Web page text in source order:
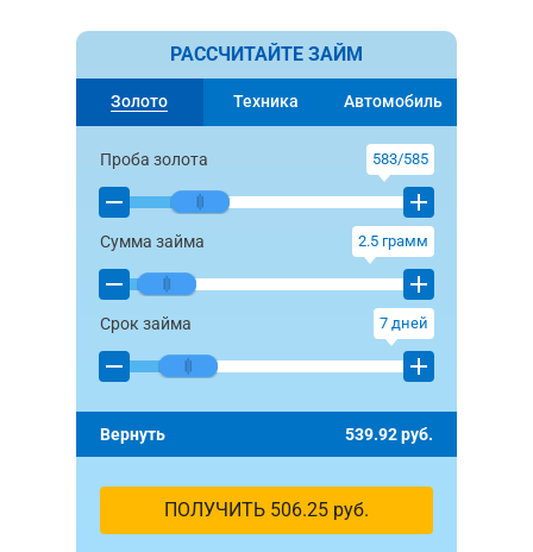
РАССЧИТАЙТЕ ЗАЙМ
Золото Техника Автомобиль
Проба золота 583/585
Сумма займа 2.5 грамм
Срок займа 7 дней
Вернуть 539.92руб.
ПОЛУЧИТЬ 506.25 руб.